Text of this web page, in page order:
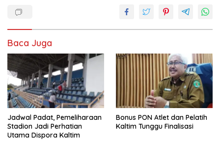
Baca Juga
Jadwal Padat, Pemeliharaan
Stadion Jadi Perhatian
Utama Dispora Kaltim
Bonus PON Atlet dan Pelatih
Kaltim Tunggu Finalisasi